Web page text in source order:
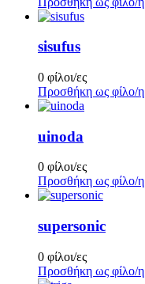
sisufus
0 φίλοι/ες
Προσθήκη ως φίλο/η
uinoda
0 φίλοι/ες
Προσθήκη ως φίλο/η
supersonic
0 φίλοι/ες
Προσθήκη ως φίλο/η